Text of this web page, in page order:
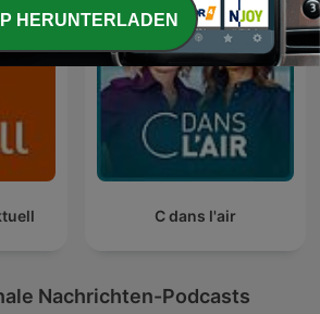
C dans l'air
Nachrichten-Podcasts
HERUNTERLADEN